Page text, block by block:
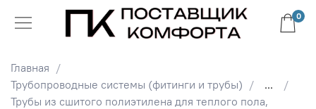
0
Главная
Трубопроводные системы (фитинги и трубы)
...
Трубы из сшитого полиэтилена для теплого пола,